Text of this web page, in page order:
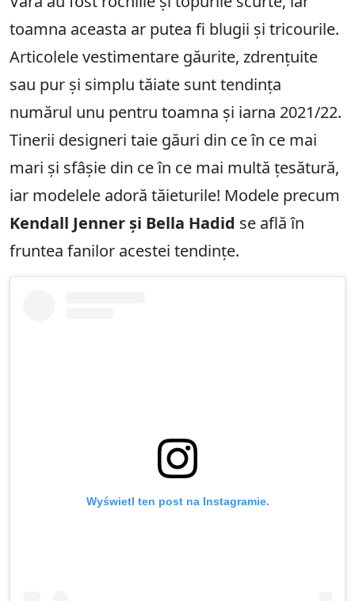
toamna aceasta ar putea fi blugii și tricourile.
Articolele vestimentare găurite, zdrențuite
sau pur și simplu tăiate sunt tendința
numărul unu pentru toamna și iarna 2021/22.
Tinerii designeri taie găuri din ce în ce mai
mari și sfâșie din ce în ce mai multă țesătură,
iar modelele adoră tăieturile! Modele precum
Kendall Jenner și Bella Hadid se află în
fruntea fanilor acestei tendințe.
Wyświetl ten post na Instagramie.